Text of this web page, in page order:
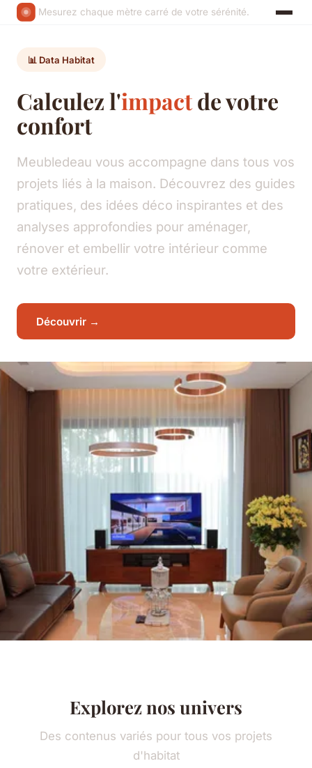
Mesurez chaque mètre carré de votre sérénité.
📊 Data Habitat
Calculez l'impactde votre
confort
Meubledeau vous accompagne dans tous vos
projets liés à la maison. Découvrez des guides
pratiques, des idées déco inspirantes et des
analyses approfondies pour aménager,
rénover et embellir votre intérieur comme
votre extérieur.
Découvrir →
Explorez nos univers
Des contenus variés pour tous vos projets
d'habitat